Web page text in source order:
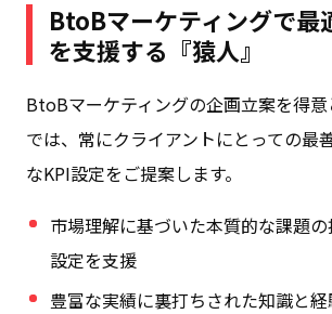
BtoBマーケティングで最
を支援する『猿人』
BtoBマーケティングの企画立案を得
では、常にクライアントにとっての最
なKPI設定をご提案します。
市場理解に基づいた本質的な課題
設定を支援
豊富な実績に裏打ちされた知識と